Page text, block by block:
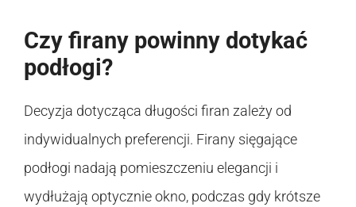
Czy firany powinny dotykać
podłogi?
Decyzja dotycząca długości firan zależy od
indywidualnych preferencji. Firany sięgające
podłogi nadają pomieszczeniu elegancji i
wydłużają optycznie okno, podczas gdy krótsze